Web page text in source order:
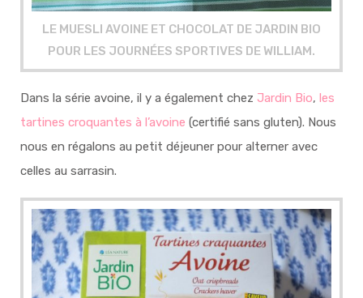
LE MUESLI AVOINE ET CHOCOLAT DE JARDIN BIO
POUR LES JOURNÉES SPORTIVES DE WILLIAM.
Dans la série avoine, il y a également chez Jardin Bio, les
tartines croquantes à l’avoine (certifié sans gluten). Nous
nous en régalons au petit déjeuner pour alterner avec
celles au sarrasin.